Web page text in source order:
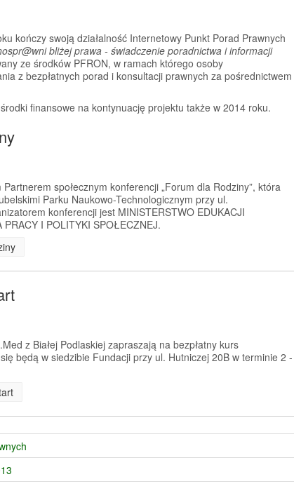
kończy swoją działalność Internetowy Punkt Porad Prawnych
bliżej prawa - świadczenie poradnictwa i informacji
ze środków PFRON, w ramach którego osoby
z bezpłatnych porad i konsultacji prawnych za pośrednictwem
finansowe na kontynuację projektu także w 2014 roku.
społecznym konferencji „Forum dla Rodziny”, która
Parku Naukowo-Technologicznym przy ul.
konferencji jest MINISTERSTWO EDUKACJI
I POLITYKI SPOŁECZNEJ.
z Białej Podlaskiej zapraszają na bezpłatny kurs
będą w siedzibie Fundacji przy ul. Hutniczej 20B w terminie 2 -